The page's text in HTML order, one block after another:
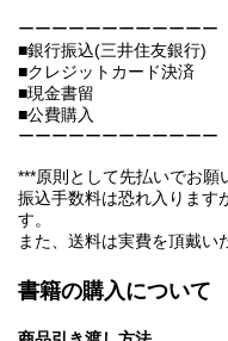
ーーーーーーーーーーーー
■銀行振込(三井住友銀行)
■クレジットカード決済
■現金書留
■公費購入
ーーーーーーーーーーーー
***原則として先払いでお願
振込手数料は恐れ入ります
す。
また、送料は実費を頂戴い
書籍の購入について